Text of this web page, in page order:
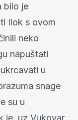
bilo je
Ilok s ovom
neko
napuštati
u
snage
su u
je, uz Vukovar,